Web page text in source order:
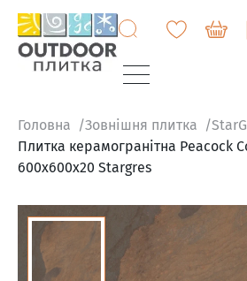
Головна
Зовнішня плитка
Плитка керамогранітна Peacock
600x600x20 Stargres